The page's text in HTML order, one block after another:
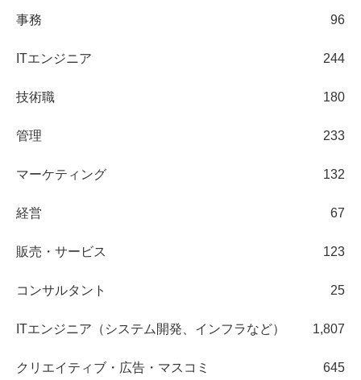
事務 96
ITエンジニア 244
技術職 180
管理 233
マーケティング 132
経営 67
販売・サービス 123
コンサルタント 25
ITエンジニア（システム開発、インフラなど） 1,807
クリエイティブ・広告・マスコミ 645